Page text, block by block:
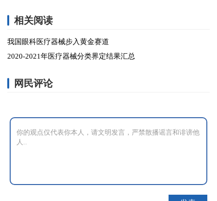
相关阅读
我国眼科医疗器械步入黄金赛道
2020-2021年医疗器械分类界定结果汇总
网民评论